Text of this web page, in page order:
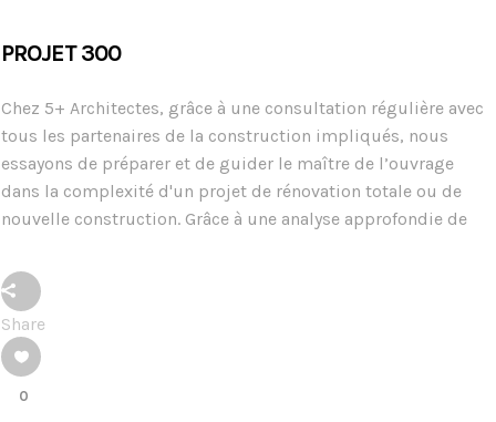
PROJET 300
Chez 5+ Architectes, grâce à une consultation régulière avec
tous les partenaires de la construction impliqués, nous
essayons de préparer et de guider le maître de l’ouvrage
dans la complexité d'un projet de rénovation totale ou de
nouvelle construction. Grâce à une analyse approfondie de
Share
0